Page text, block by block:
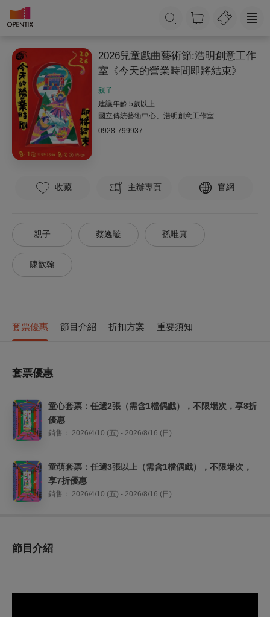
2026兒童戲曲藝術節:浩明創意工作
室《今天的營業時間即將結束》
親子
建議年齡 5歲以上
國立傳統藝術中心、浩明創意工作室
0928-799937
收藏 主辦專頁 官網
親子 蔡逸璇 孫唯真
陳歆翰
套票優惠 節目介紹 折扣方案 重要須知
套票優惠
童心套票：任選2張（需含1檔偶戲），不限場次，享8折
優惠
銷售： 2026/4/10 (五) - 2026/8/16 (日)
童萌套票：任選3張以上（需含1檔偶戲），不限場次，
享7折優惠
銷售： 2026/4/10 (五) - 2026/8/16 (日)
節目介紹